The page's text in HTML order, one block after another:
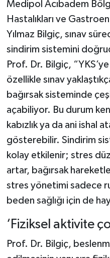
Medipol Acıbadem
Hastalıkları ve
Yılmaz Bilgiç, sınav
sindirim sistemini
Prof. Dr. Bilgiç,
özellikle sınav
bağırsak sisteminde
açabiliyor. Bu durum
kabızlık ya da ani ishal
gösterebilir. Sindirim
kolay etkilenir; stres
artar, bağırsak
stres yönetimi sadece
beden sağlığı için de
‘Fiziksel aktivite
Prof. Dr. Bilgiç,